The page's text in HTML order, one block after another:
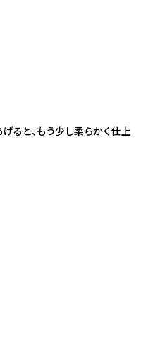
ると、もう少し柔らかく仕上